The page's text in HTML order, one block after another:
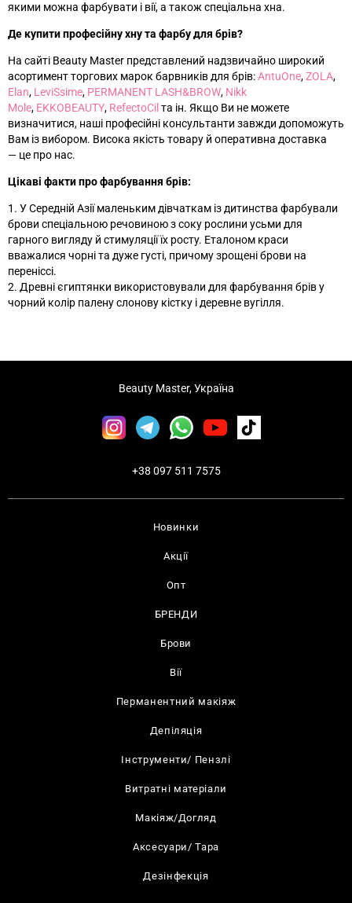
якими можна фарбувати і вії, а також спеціальна хна.
Де купити професійну хну та фарбу для брів?
На сайті Beauty Master представлений надзвичайно широкий
асортимент торгових марок барвників для брів:AntuOne,ZOLA,
Elan, LeviSsime, PERMANENT LASH&BROW, Nikk
Mole, EKKOBEAUTY, RefectoCil та ін. Якщо Ви не можете
визначитися, наші професійні консультанти завжди допоможуть
Вам із вибором. Висока якість товару й оперативна доставка
— це про нас.
Цікаві факти про фарбування брів:
1. У Середній Азії маленьким дівчаткам із дитинства фарбували
брови спеціальною речовиною з соку рослини усьми для
гарного вигляду й стимуляції їх росту. Еталоном краси
вважалися чорні та дуже густі, причому зрощені брови на
переніссі.
2. Древні єгиптянки використовували для фарбування брів у
чорний колір палену слонову кістку і деревне вугілля.
Новинки
Акції
Опт
БРЕНДИ
Брови
Вії
Перманентний макіяж
Депіляція
Інструменти/ Пензлі
Витратні матеріали
Макіяж/Догляд
Аксесуари/ Тара
Дезінфекція
Beauty Master, Україна
+38 097 511 7575